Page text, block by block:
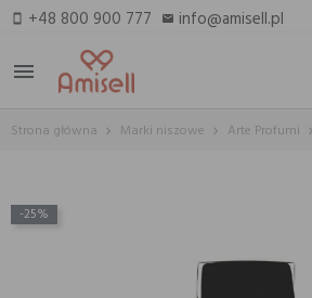
smartphone +48 800 900 777 email info@amisell.pl
menu
Strona główna Marki niszowe Arte Profumi
-25%